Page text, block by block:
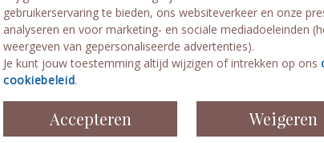
gebruikerservaring te bieden, ons websiteverkeer en onze
analyseren en voor marketing- en sociale mediadoeleinden
weergeven van gepersonaliseerde advertenties).
Je kunt jouw toestemming altijd wijzigen of intrekken op ons
cookiebeleid.
Accepteren Weigeren